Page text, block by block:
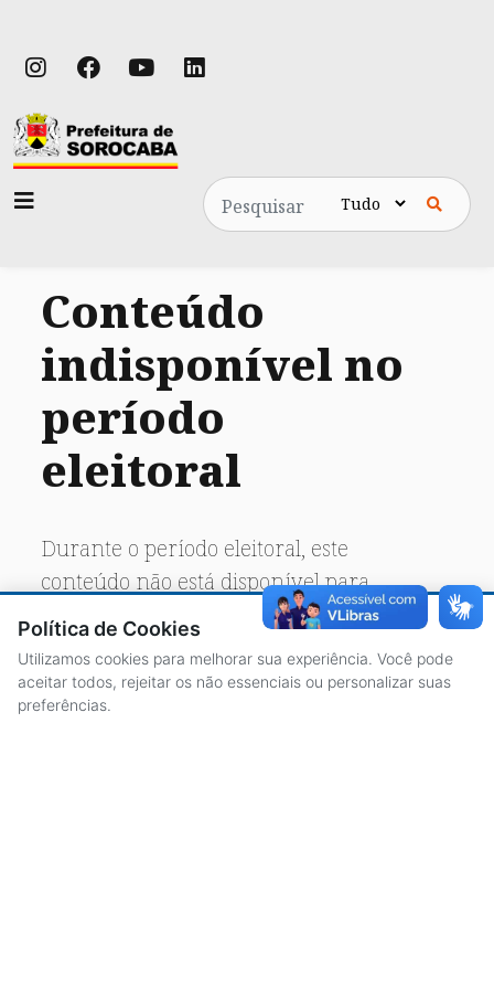
Pesquisa
Conteúdo
indisponível no
período
eleitoral
Durante o período eleitoral, este
conteúdo não está disponível para
acesso público.
Política de Cookies
Utilizamos cookies para melhorar sua experiência. Você pode
aceitar todos, rejeitar os não essenciais ou personalizar suas
preferências.